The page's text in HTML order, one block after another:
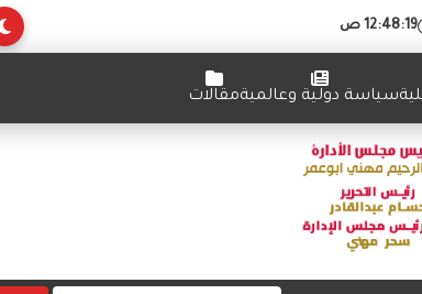
12:48:20 ص
سياسة دولية وعالميةمقالات